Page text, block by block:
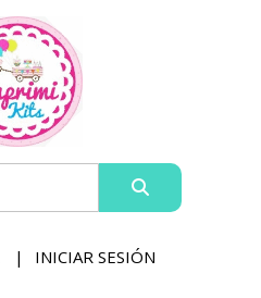
INICIAR SESIÓN